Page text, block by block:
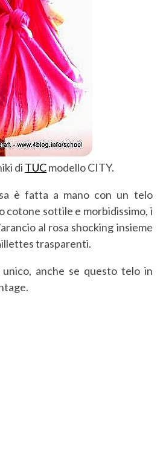
di TUCmodello CITY.
è fatta a mano con un telo
cotone sottile e morbidissimo, i
al rosa shocking insieme
trasparenti.
unico, anche se questo telo in